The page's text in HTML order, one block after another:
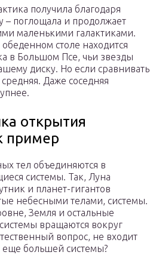
получила благодаря
– поглощала и продолжает
маленькими галактиками.
столе находится
в Большом Псе, чьи звезды
диску. Но если сравнивать
Даже соседняя
открытия
пример
тел объединяются в
системы. Так, Луна
и планет-гигантов
небесными телами, системы.
Земля и остальные
вращаются вокруг
вопрос, не входит
еще большей системы?